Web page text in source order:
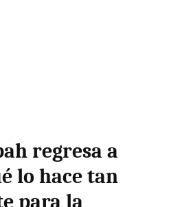
regresa a
lo hace tan
para la